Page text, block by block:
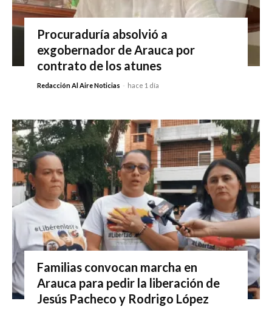
Procuraduría absolvió a
exgobernador de Arauca por
contrato de los atunes
Redacción Al Aire Noticias - hace 1 día
Familias convocan marcha en
Arauca para pedir la liberación de
Jesús Pacheco y Rodrigo López